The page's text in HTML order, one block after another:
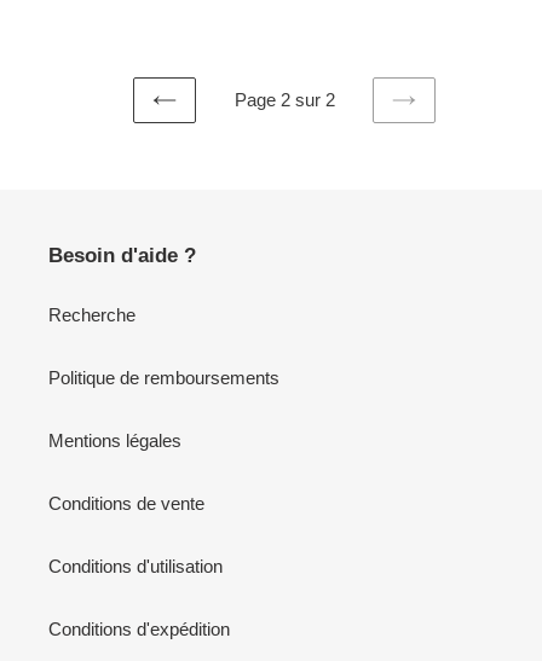
PAGE
Page 2 sur 2
PAGE
Besoin d'aide ?
Recherche
Politique de remboursements
Mentions légales
Conditions de vente
Conditions d'utilisation
Conditions d'expédition